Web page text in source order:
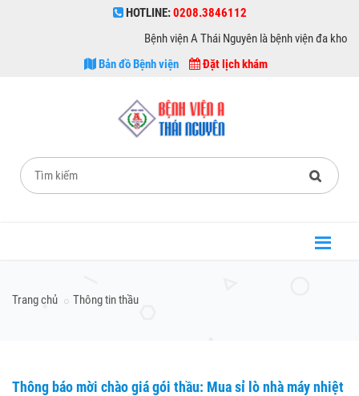
HOTLINE:0208.3846112
Bệnh viện A Thái Nguyên là bệnh viện đa khoa
Bản đồ Bệnh viện
Đặt lịch khám
Trang chủ Thông tin thầu
Thông báo mời chào giá gói thầu: Mua sỉ lò nhà máy nhiệt